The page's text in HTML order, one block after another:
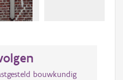
bouwkundig